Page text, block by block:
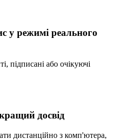
у режимі реального
підписані або очікуючі
досвід
дистанційно з комп'ютера,